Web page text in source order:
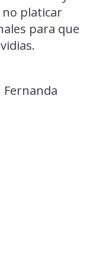
platicar
para que